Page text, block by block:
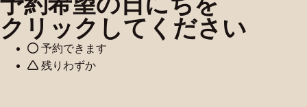
クリックしてください
予約できます
残りわずか